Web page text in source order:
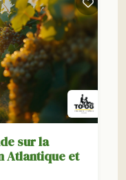
sur la
Atlantique et